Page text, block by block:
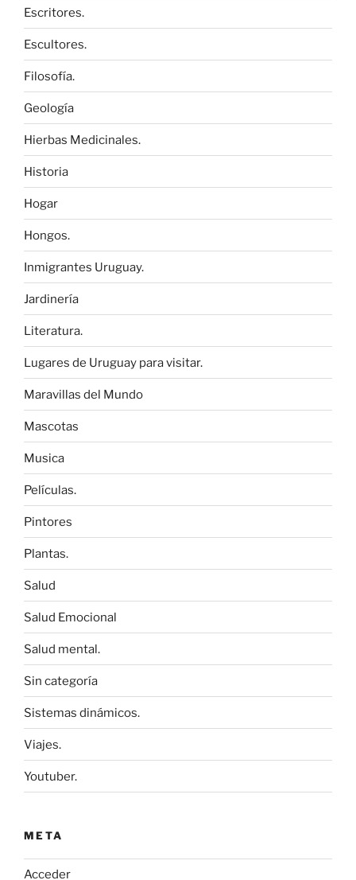
Escritores.
Escultores.
Filosofía.
Geología
Hierbas Medicinales.
Historia
Hogar
Hongos.
Inmigrantes Uruguay.
Jardinería
Literatura.
Lugares de Uruguay para visitar.
Maravillas del Mundo
Mascotas
Musica
Películas.
Pintores
Plantas.
Salud
Salud Emocional
Salud mental.
Sin categoría
Sistemas dinámicos.
Viajes.
Youtuber.
META
Acceder